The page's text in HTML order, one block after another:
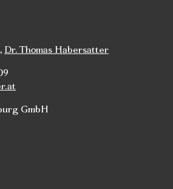
, Dr. Thomas Habersatter
GmbH